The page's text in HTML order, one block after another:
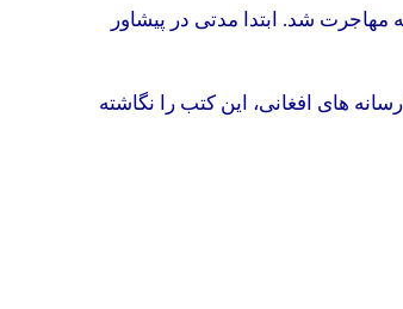
مردم افغانستان برای انتخاب نظام دلخواه شان را آغاز کرد. و اما پس از وقایع ثور دوم (1992) ناگزیر به مهاجرت شد. ابتدا مدتی در پیشاور
های افغانی، این کتب را نگاشته